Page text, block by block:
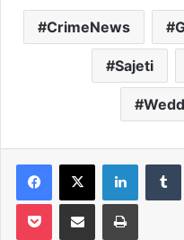
CrimeNews
Sajeti
Facebook
X LinkedIn
Pocket Share via Email Print